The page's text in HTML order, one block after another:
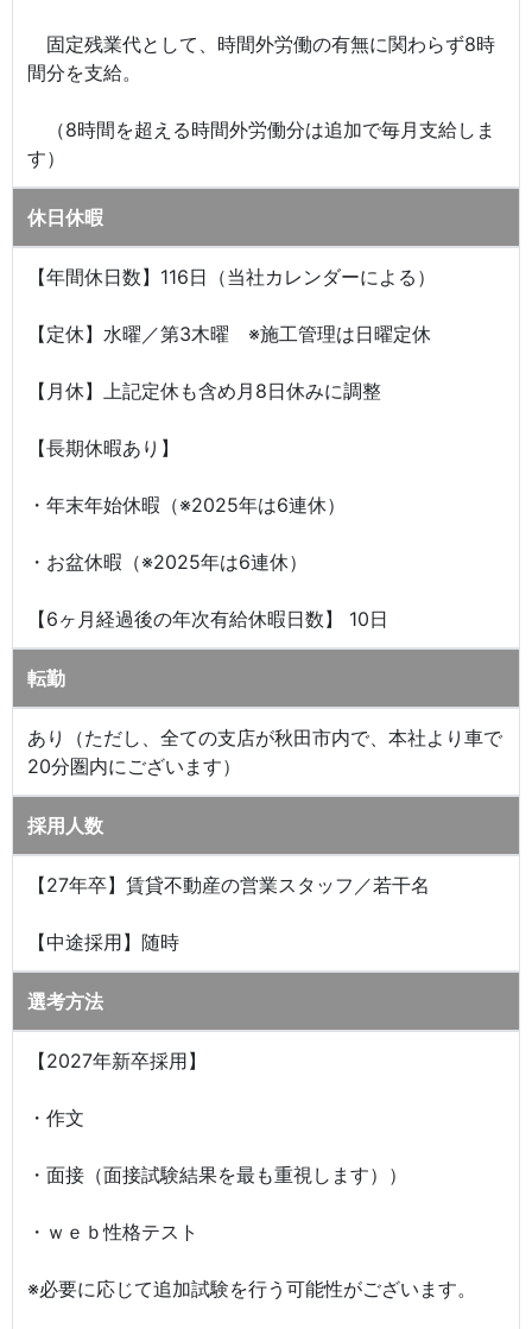
固定残業代として、時間外労働の有無に関わらず8時
間分を支給。
（8時間を超える時間外労働分は追加で毎月支給しま
す）
休日休暇
【年間休日数】116日（当社カレンダーによる）
【定休】水曜／第3木曜 ※施工管理は日曜定休
【月休】上記定休も含め月8日休みに調整
【長期休暇あり】
・年末年始休暇（※2025年は6連休）
・お盆休暇（※2025年は6連休）
【6ヶ月経過後の年次有給休暇日数】 10日
転勤
あり（ただし、全ての支店が秋田市内で、本社より車で
20分圏内にございます）
採用人数
【27年卒】賃貸不動産の営業スタッフ／若干名
【中途採用】随時
選考方法
【2027年新卒採用】
・作文
・面接（面接試験結果を最も重視します））
・ｗｅｂ性格テスト
※必要に応じて追加試験を行う可能性がございます。